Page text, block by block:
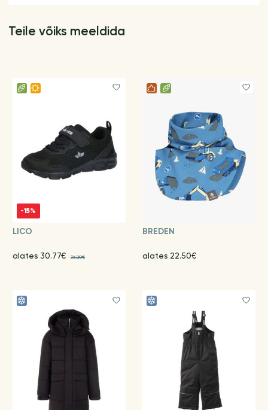
Teile võiks meeldida
-15%
LICO
alates 30.77€ 36.20€
BREDEN
alates 22.50€